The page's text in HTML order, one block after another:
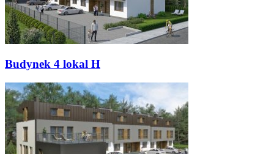
Budynek 4 lokal H